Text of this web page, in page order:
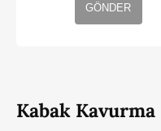
GÖNDER
Kabak Kavurma